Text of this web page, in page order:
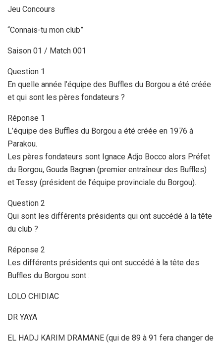
Jeu Concours
“Connais-tu mon club”
Saison 01 / Match 001
Question 1
En quelle année l’équipe des Buffles du Borgou a été créée
et qui sont les pères fondateurs ?
Réponse 1
L’équipe des Buffles du Borgou a été créée en 1976 à
Parakou.
Les pères fondateurs sont Ignace Adjo Bocco alors Préfet
du Borgou, Gouda Bagnan (premier entraîneur des Buffles)
et Tessy (président de l’équipe provinciale du Borgou).
Question 2
Qui sont les différents présidents qui ont succédé à la tête
du club ?
Réponse 2
Les différents présidents qui ont succédé à la tête des
Buffles du Borgou sont :
LOLO CHIDIAC
DR YAYA
EL HADJ KARIM DRAMANE (qui de 89 à 91 fera changer de